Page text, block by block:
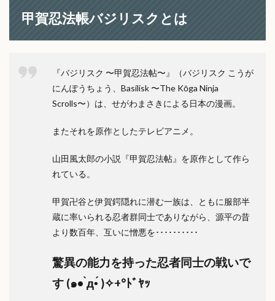
甲賀忍法帳バジリスクとは
『バジリスク 〜甲賀忍法帖〜』（バジリスク こうが
にんぽうちょう、Basilisk 〜The Kōga Ninja
Scrolls〜）は、せがわまさきによる日本の漫画。
またそれを原作としたテレビアニメ。
山田風太郎の小説『甲賀忍法帖』を原作として作ら
れている。
甲賀卍谷と伊賀鍔隠れに潜む一族は、ともに服部半
蔵に率いられる忍者群同士でありながら、源平の昔
より数百年、互いに憎悪を･･････････
驚異の能力を持った忍者同士の戦いで
す (๑• ̀д•́ )✧+°ﾄﾞﾔｯ